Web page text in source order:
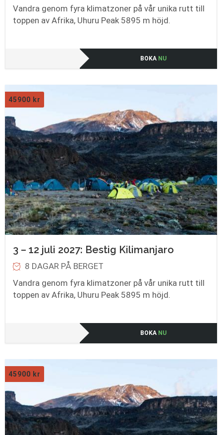
Vandra genom fyra klimatzoner på vår unika rutt till
toppen av Afrika, Uhuru Peak 5895 m höjd.
BOKA NU
45900 kr
3 – 12 juli 2027: Bestig Kilimanjaro
8 DAGAR PÅ BERGET
Vandra genom fyra klimatzoner på vår unika rutt till
toppen av Afrika, Uhuru Peak 5895 m höjd.
BOKA NU
45900 kr